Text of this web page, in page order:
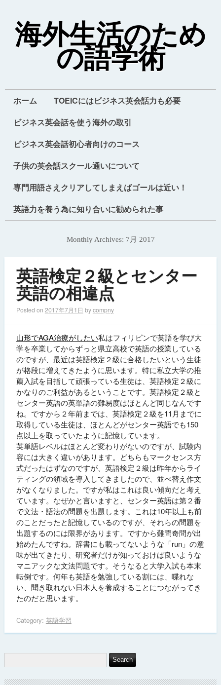
海外生活のため
の語学術
ホーム
TOEICにはビジネス英会話力も必要
ビジネス英会話を使う海外の取引
ビジネス英会話初心者向けのコース
子供の英会話スクール通いについて
専門用語さえクリアしてしまえばゴールは近い！
英語力を養う為に知り合いに勧められた事
Monthly Archives: 7月 2017
英語検定２級とセンター
英語の相違点
Posted on 2017年7月1日 bycompny
山形でAGA治療がしたい私はフィリピンで英語を学び大
学を卒業してからずっと県立高校で英語の授業している
のですが、最近は英語検定２級に合格したいという生徒
が格段に増えてきたように思います。特に私立大学の推
薦入試を目指して頑張っている生徒は、英語検定２級に
かなりのご利益があるということです。英語検定２級と
センター英語の英単語の難易度はほとんど同じなんです
ね。ですから２年前までは、英語検定２級を11月までに
取得している生徒は、ほとんどがセンター英語でも150
点以上を取っていたように記憶しています。
英単語レベルはほとんど変わりがないのですが、試験内
容には大きく違いがあります。どちらもマークセンス方
式だったはずなのですが、英語検定２級は昨年からライ
ティングの領域を導入してきましたので、並べ替え作文
がなくなりました。ですが私はこれは良い傾向だと考え
ています。なぜかと言いますと、センター英語は第２番
で文法・語法の問題を出題します。これは10年以上も前
のことだったと記憶しているのですが、それらの問題を
出題するのには限界があります。ですから難問奇問が出
始めたんですね。辞書にも載ってないような「run」の意
味が出てきたり、研究者だけが知っておけば良いような
マニアックな文法問題です。そうなると大学入試も本末
転倒です。何年も英語を勉強している割には、喋れな
い、聞き取れない日本人を養成することにつながってき
たのだと思います。
Category: 英語学習